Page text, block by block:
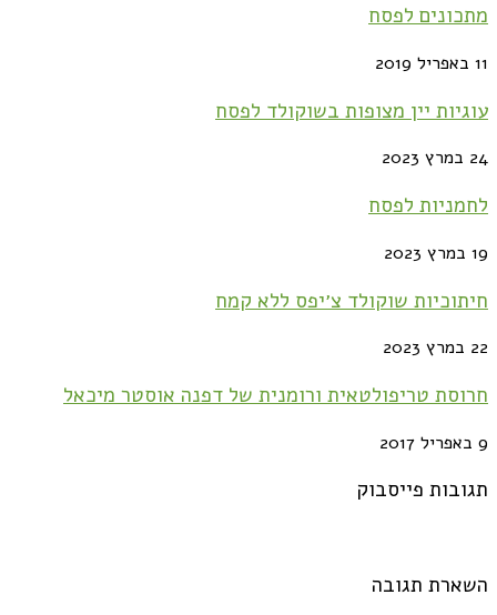
מתכונים לפסח
11 באפריל 2019
עוגיות יין מצופות בשוקולד לפסח
24 במרץ 2023
לחמניות לפסח
19 במרץ 2023
חיתוכיות שוקולד צ׳יפס ללא קמח
22 במרץ 2023
חרוסת טריפולטאית ורומנית של דפנה אוסטר מיכאל
9 באפריל 2017
תגובות פייסבוק
השארת תגובה